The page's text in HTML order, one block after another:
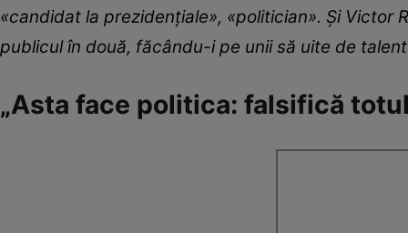
«candidat la prezidențiale», «politician». Și Victor
publicul în două, făcându-i pe unii să uite de
„Asta face politica: falsifică